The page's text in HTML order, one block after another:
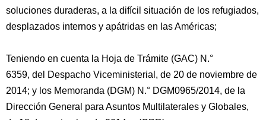
soluciones duraderas, a la difícil situación de los refugiados,
desplazados internos y apátridas en las Américas;
Teniendo en cuenta la Hoja de Trámite (GAC) N.°
6359, del Despacho Viceministerial, de 20 de noviembre de
2014; y los Memoranda (DGM) N.° DGM0965/2014, de la
Dirección General para Asuntos Multilaterales y Globales,